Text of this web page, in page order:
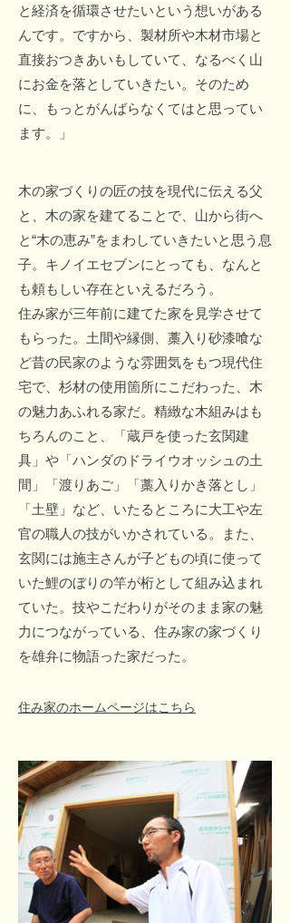
と経済を循環させたいという想いがある
んです。ですから、製材所や木材市場と
直接おつきあいもしていて、なるべく山
にお金を落としていきたい。そのため
に、もっとがんばらなくてはと思ってい
ます。」
木の家づくりの匠の技を現代に伝える父
と、木の家を建てることで、山から街へ
と“木の恵み”をまわしていきたいと思う息
子。キノイエセブンにとっても、なんと
も頼もしい存在といえるだろう。
住み家が三年前に建てた家を見学させて
もらった。土間や縁側、藁入り砂漆喰な
ど昔の民家のような雰囲気をもつ現代住
宅で、杉材の使用箇所にこだわった、木
の魅力あふれる家だ。精緻な木組みはも
ちろんのこと、「蔵戸を使った玄関建
具」や「ハンダのドライウオッシュの土
間」「渡りあご」「藁入りかき落とし」
「土壁」など、いたるところに大工や左
官の職人の技がいかされている。また、
玄関には施主さんが子どもの頃に使って
いた鯉のぼりの竿が桁として組み込まれ
ていた。技やこだわりがそのまま家の魅
力につながっている、住み家の家づくり
を雄弁に物語った家だった。
住み家のホームページはこちら